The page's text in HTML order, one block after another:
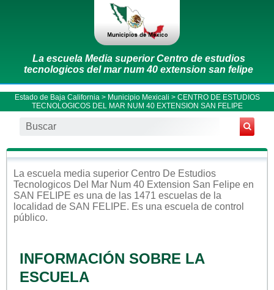
La escuela Media superior Centro de estudios
tecnologicos del mar num 40 extension san felipe
Estado de Baja California > Municipio Mexicali > CENTRO DE ESTUDIOS
TECNOLOGICOS DEL MAR NUM 40 EXTENSION SAN FELIPE
La escuela media superior Centro De Estudios
Tecnologicos Del Mar Num 40 Extension San Felipe en
SAN FELIPE es una de las 1471 escuelas de la
localidad de SAN FELIPE. Es una escuela de control
público.
INFORMACIÓN SOBRE LA
ESCUELA